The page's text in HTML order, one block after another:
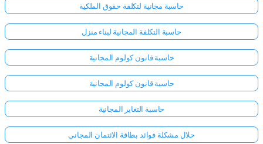
حاسبة مجانية لتكلفة حقوق الملكية
حاسبة التكلفة المجانية لبناء منزل
حاسبة قانون كولوم المجانية
حاسبة قانون كولوم المجانية
حاسبة التغاير المجانية
حلال مشكلة فوائد بطاقة الائتمان المجاني